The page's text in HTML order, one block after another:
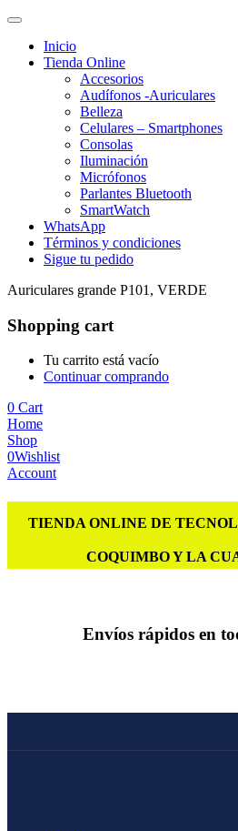
Inicio
Tienda Online
Accesorios
Audífonos -Auriculares
Belleza
Celulares – Smartphones
Consolas
Iluminación
Micrófonos
Parlantes Bluetooth
SmartWatch
WhatsApp
Términos y condiciones
Sigue tu pedido
Auriculares grande P101, VERDE
Shopping cart
Tu carrito está vacío
Continuar comprando
0 Cart
Home
Shop
0Wishlist
Account
TIENDA ONLINE DE
COQUIMBO Y LA
Envíos rápidos en